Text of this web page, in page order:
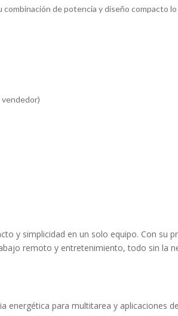
de potencia y diseño compacto
vendedor)
y simplicidad en un solo equipo. Con su
remoto y entretenimiento, todo sin la
energética para multitarea y aplicaciones